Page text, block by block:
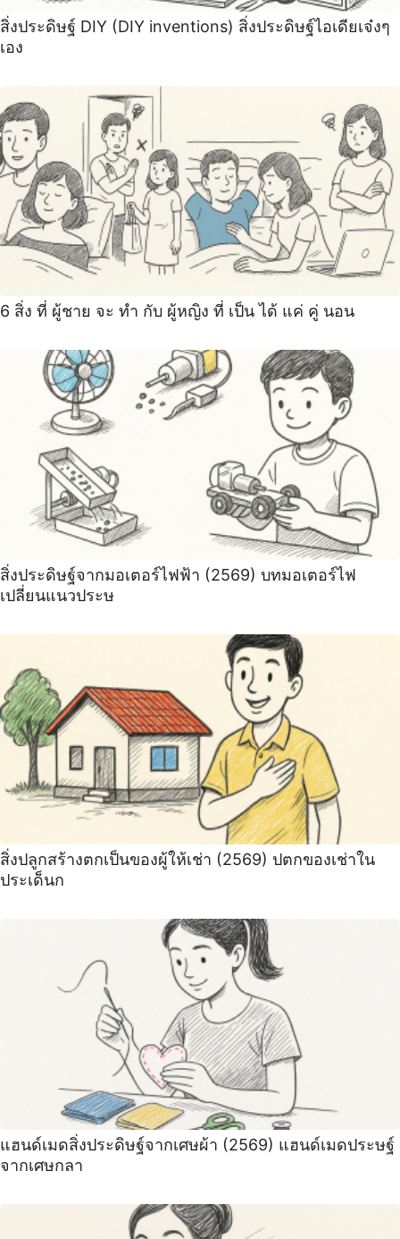
สิ่งประดิษฐ์ DIY (DIY inventions) สิ่งประดิษฐ์ไอเดียเจ๋งๆ
เอง
6 สิ่ง ที่ ผู้ชาย จะ ทำ กับ ผู้หญิง ที่ เป็น ได้ แค่ คู่ นอน
สิ่งประดิษฐ์จากมอเตอร์ไฟฟ้า (2569) บทมอเตอร์ไฟ
เปลี่ยนแนวประษ
สิ่งปลูกสร้างตกเป็นของผู้ให้เช่า (2569) ปตกของเช่าใน
ประเด็นก
แฮนด์เมดสิ่งประดิษฐ์จากเศษผ้า (2569) แฮนด์เมดประษฐ์
จากเศษกลา